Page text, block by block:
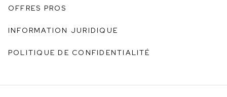
OFFRES PROS
INFORMATION JURIDIQUE
POLITIQUE DE CONFIDENTIALITÉ